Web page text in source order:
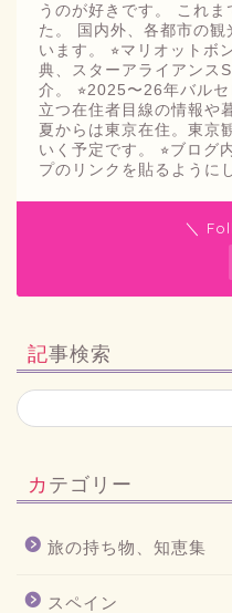
うのが好きです。 これ
た。 国内外、各都市の観
います。 ⭐︎マリオットボ
典、スターアライアンス
介。 ⭐︎2025〜26年バル
立つ在住者目線の情報や
夏からは東京在住。東京
いく予定です。 ⭐︎ブログ
プのリンクを貼るように
＼
記事検索
カテゴリー
旅の持ち物、知恵集
スペイン